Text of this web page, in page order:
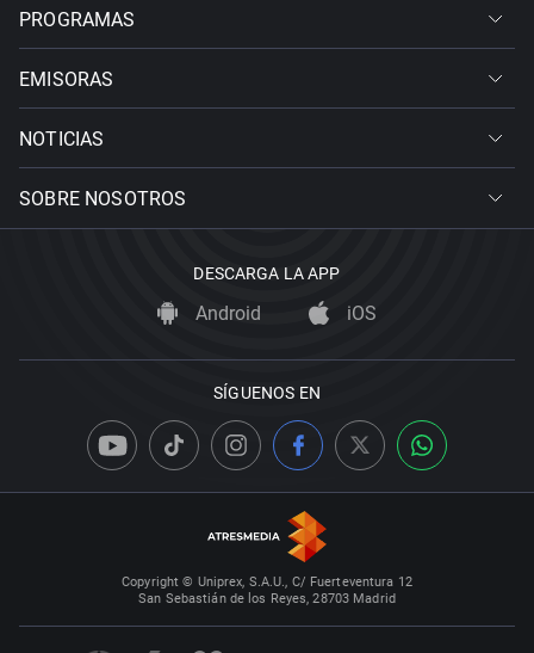
PROGRAMAS
EMISORAS
NOTICIAS
SOBRE NOSOTROS
DESCARGA LA APP
Android iOS
SÍGUENOS EN
Copyright © Uniprex, S.A.U., C/ Fuerteventura 12
San Sebastián de los Reyes, 28703 Madrid